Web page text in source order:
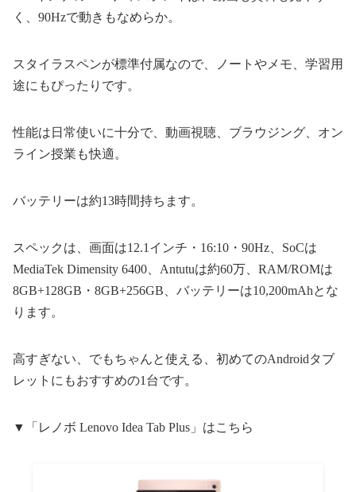
く、90Hzで動きもなめらか。
スタイラスペンが標準付属なので、ノートやメモ、学習用
途にもぴったりです。
性能は日常使いに十分で、動画視聴、ブラウジング、オン
ライン授業も快適。
バッテリーは約13時間持ちます。
スペックは、画面は12.1インチ・16:10・90Hz、SoCは
MediaTek Dimensity 6400、Antutuは約60万、RAM/ROMは
8GB+128GB・8GB+256GB、バッテリーは10,200mAhとな
ります。
高すぎない、でもちゃんと使える、初めてのAndroidタブ
レットにもおすすめの1台です。
▼「レノボ Lenovo Idea Tab Plus」はこちら